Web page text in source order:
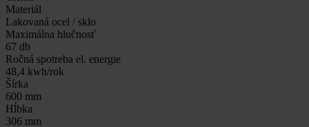
Materiál
Lakovaná ocel / sklo
Maximálna hlučnosť
67 db
Ročná spotreba el. energie
48,4 kwh/rok
Šírka
600 mm
Hĺbka
306 mm